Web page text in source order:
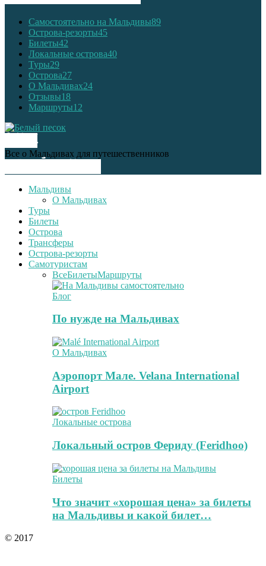
Самостоятельно на Мальдивы89
Острова-резорты45
Билеты42
Локальные острова40
Туры29
Острова27
О Мальдивах24
Отзывы18
Маршруты12
Все о Мальдивах для путешественников
Мальдивы
О Мальдивах
Туры
Билеты
Острова
Трансферы
Острова-резорты
Самотуристам
ВсеБилетыМаршруты
Блог
По нужде на Мальдивах
О Мальдивах
Аэропорт Мале. Velana International
Airport
Локальные острова
Локальный остров Фериду (Feridhoo)
Билеты
Что значит «хорошая цена» за билеты
на Мальдивы и какой билет…
© 2017